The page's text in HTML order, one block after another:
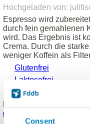
Consent
Hochgeladen von:
Espresso wird
durch fein gemahlenen
wird. Das Ergebnis ist
Crema. Durch die
weniger Koffein als
Glutenfrei
Laktosefrei
Vegetarisch (vegan)
den Produktdaten